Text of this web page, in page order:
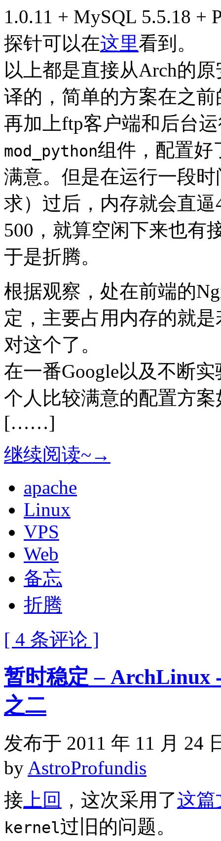
1.0.11 + MySQL 5.5.18 +
探针可以在这里看到。
以上都是直接从Arch的
译的，简单的方案在之前
再加上ftp客户端和后台
mod_python组件，配置好
满意。但是在运行一段
求）过后，内存就会直
500，就算空闲下来也有
于是折腾。
根据观察，处在前端的
定，主要占用内存的就
对这个了。
在一番Google以及不断
个人比较满意的配置方案
[……]
继续阅读~→
apache
Linux
VPS
Web
备忘
折腾
[ 4 条评论 ]
暂时稳定 – ArchLinux
之二
发布于 2011 年 11 月 24
by AstroProfundis
接 上回 ，这次采用了这篇
kernel过旧的问题。